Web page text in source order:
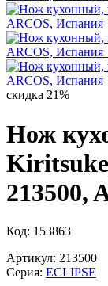
скидка 21%
Нож
213500,
Код: 153863
Артикул: 213500
Серия: ECLIPSE